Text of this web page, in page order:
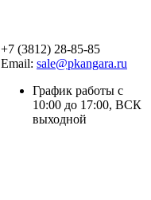
+7 (3812) 28-85-85
Email: sale@pkangara.ru
График работы с
10:00 до 17:00, ВСК
выходной